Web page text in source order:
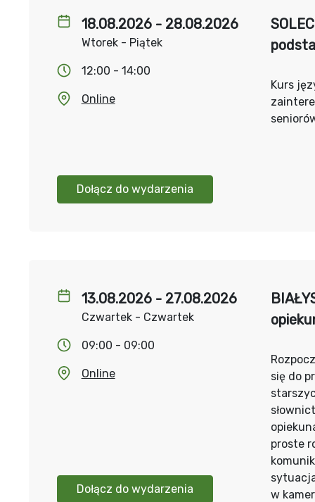
18.08.2026 - 28.08.2026
Wtorek - Piątek
12:00 - 14:00
Online
Dołącz do wydarzenia
Kurs
13.08.2026 - 27.08.2026
Czwartek - Czwartek
09:00 - 09:00
Online
Dołącz do wydarzenia
się do
proste
w